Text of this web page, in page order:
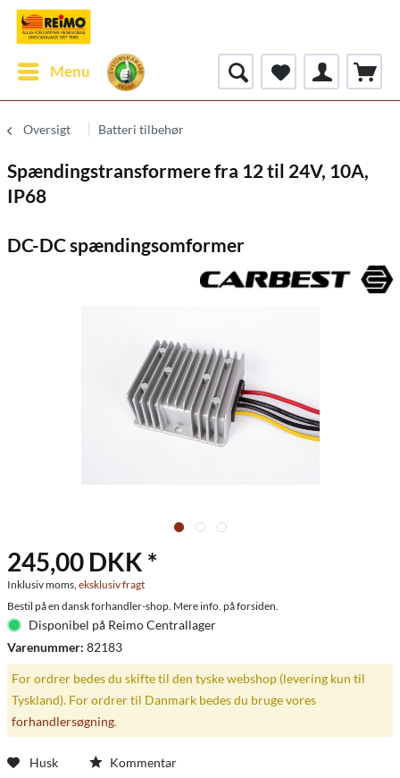
Menu
Oversigt Batteri tilbehør
Spændingstransformere fra 12 til 24V, 10A,
IP68
DC-DC spændingsomformer
245,00 DKK *
Inklusiv moms, eksklusiv fragt
Bestil på en dansk forhandler-shop. Mere info. på forsiden.
Disponibel på Reimo Centrallager
Varenummer: 82183
For ordrer bedes du skifte til den tyske webshop (levering kun til
Tyskland). For ordrer til Danmark bedes du bruge vores
forhandlersøgning.
Husk Kommentar